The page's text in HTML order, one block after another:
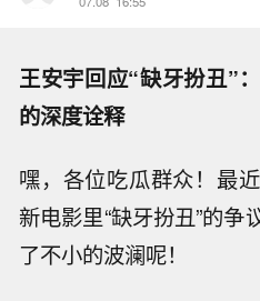
王安宇回应“缺牙扮丑”
的深度诠释
嘿，各位吃瓜群众！最
新电影里“缺牙扮丑”的
了不小的波澜呢！